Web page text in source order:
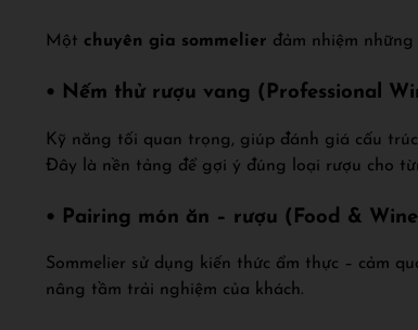
Một chuyên gia sommelier đảm nhiệm
• Nếm thử rượu vang (Professional
Kỹ năng tối quan trọng, giúp đánh giá cấu
Đây là nền tảng để gợi ý đúng loại rượu cho
• Pairing món ăn – rượu (Food &
Sommelier sử dụng kiến thức ẩm thực – cảm
nâng tầm trải nghiệm của khách.